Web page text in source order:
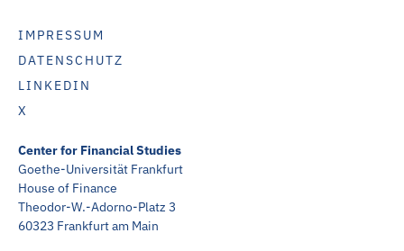
IMPRESSUM
DATENSCHUTZ
LINKEDIN
X
Center for Financial Studies
Goethe-Universität Frankfurt
House of Finance
Theodor-W.-Adorno-Platz 3
60323 Frankfurt am Main